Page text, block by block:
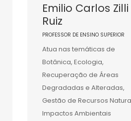
Emilio Carlos Zilli
Ruiz
PROFESSOR DE ENSINO SUPERIOR
Atua nas temáticas de
Botânica, Ecologia,
Recuperação de Áreas
Degradadas e Alteradas,
Gestão de Recursos
Impactos Ambientais